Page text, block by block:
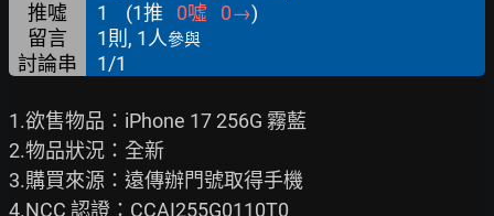
推噓 1 (1推 0噓 0→)
留言
1則, 1人參與
討論串 1/1
1.欲售物品：iPhone 17 256G 霧藍
2.物品狀況：全新
3.購買來源：遠傳辦門號取得手機
4.NCC 認證：CCAI255G0110T0